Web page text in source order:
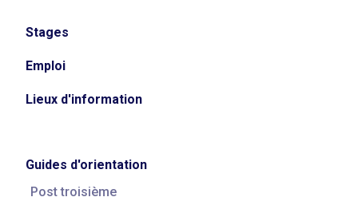
Stages
Emploi
Lieux d'information
Guides d'orientation
Post troisième